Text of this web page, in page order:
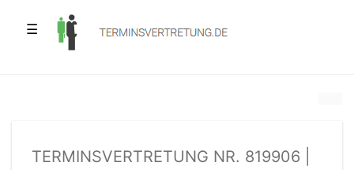
☰
TERMINSVERTRETUNG NR. 819906 |